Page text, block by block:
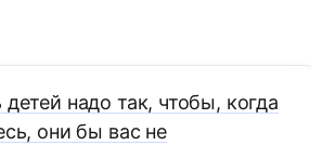
надо так, чтобы, когда
они бы вас не